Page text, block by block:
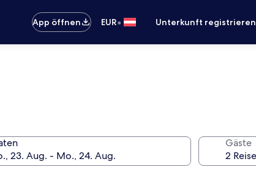
App öffnen
EUR• Unterkunft registrieren
Gäste